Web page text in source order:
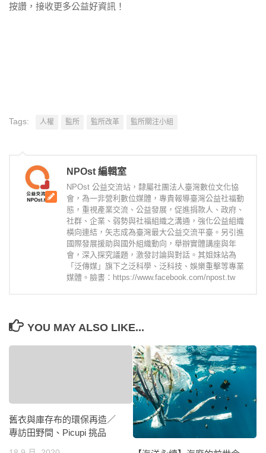
按讚，接收更多公益好資訊！
Tags: 人權 監所 監所改革 監所關注小組
NPOst 編輯室
NPOst 公益交流站，隸屬社團法人臺灣數位文化協
會，為一非營利數位媒體，專責報導臺灣公益社福動
態，重視產業交流、公益發展，促進捐款人、政府、
社群、企業、弱勢與社福組織之溝通，強化公益組織
橫向連結，矢志成為臺灣最大公益交流平臺。另引進
國際發展援助與國外組織動向，舉辦實體講座與年
會，深入探究議題，激發討論與對話。其姐妹站為
「泛傳媒」旗下之泛科學、泛科技、娛樂重擊等專業
媒體。臉書：https://www.facebook.com/npost.tw
YOU MAY ALSO LIKE...
舊衣與庫存布的環保再造／
專訪田野間、Picupi 挑品